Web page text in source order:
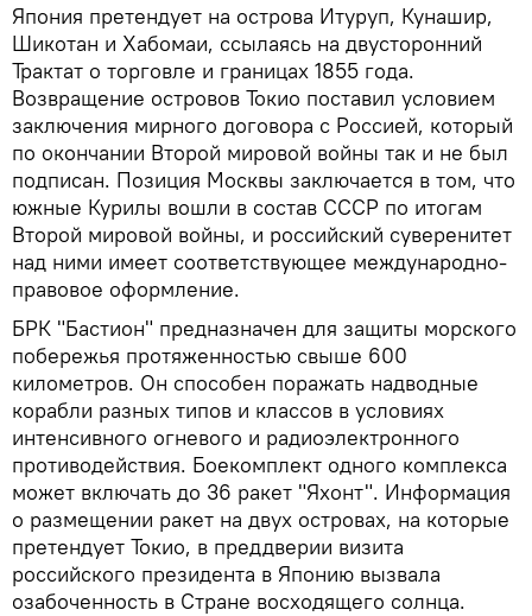
Япония претендует на острова Итуруп, Кунашир,
Шикотан и Хабомаи, ссылаясь на двусторонний
Трактат о торговле и границах 1855 года.
Возвращение островов Токио поставил условием
заключения мирного договора с Россией, который
по окончании Второй мировой войны так и не был
подписан. Позиция Москвы заключается в том, что
южные Курилы вошли в состав СССР по итогам
Второй мировой войны, и российский суверенитет
над ними имеет соответствующее международно-
правовое оформление.
БРК "Бастион" предназначен для защиты морского
побережья протяженностью свыше 600
километров. Он способен поражать надводные
корабли разных типов и классов в условиях
интенсивного огневого и радиоэлектронного
противодействия. Боекомплект одного комплекса
может включать до 36 ракет "Яхонт". Информация
о размещении ракет на двух островах, на которые
претендует Токио, в преддверии визита
российского президента в Японию вызвала
озабоченность в Стране восходящего солнца.